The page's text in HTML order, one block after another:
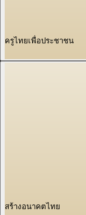
ครูไทยเพื่อประชาชน
สร้างอนาคตไทย